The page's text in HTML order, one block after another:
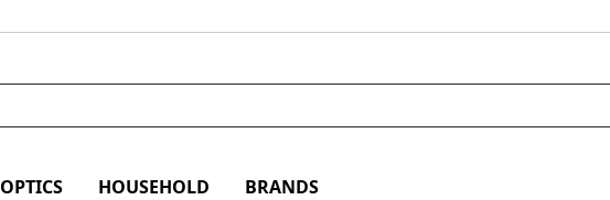
OPTICS HOUSEHOLD BRANDS